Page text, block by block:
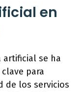
en
artificial se ha
para
de los servicios